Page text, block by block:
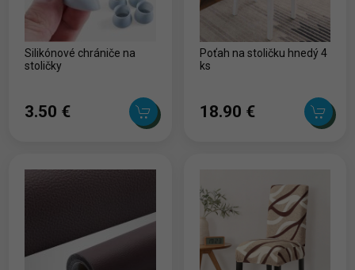
Silikónové chrániče na
stoličky
3.50 ‎€
Poťah na stoličku hnedý 4
ks
18.90 ‎€